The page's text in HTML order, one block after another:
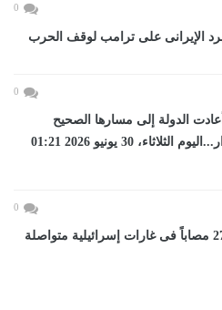
0
الإيرانى على ترامب لوقف الحرب
0
ثورة 30 يونيو أعادت الدولة إلى مسارها الصحيح
ورسخت دعائم الاستقرار...اليوم الثلاثاء، 30 يونيو 2026 01:21
0
4 شهداء بينهم طفلان و27 مصاباً فى غارات إسرائيلية متواصلة